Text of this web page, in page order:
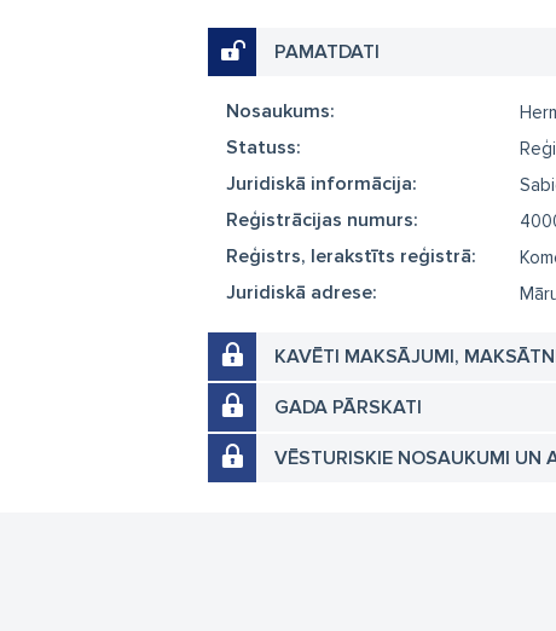
PAMATDATI
Nosaukums:
Statuss:
Juridiskā informācija:
Reģistrācijas numurs:
Reģistrs, Ierakstīts reģistrā:
Juridiskā adrese:
KAVĒTI MAKSĀJUMI,
GADA PĀRSKATI
VĒSTURISKIE NOSAUKUMI UN